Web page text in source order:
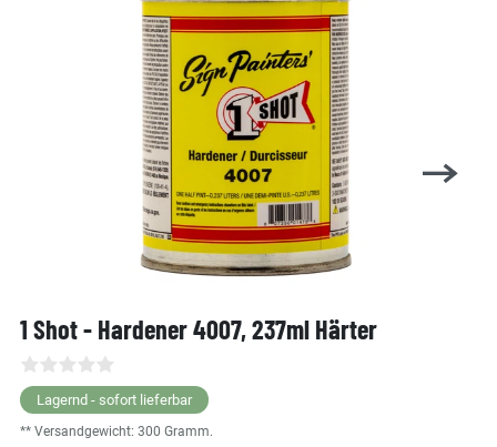
1 Shot - Hardener 4007, 237ml Härter
Lagernd - sofort lieferbar
** Versandgewicht: 300 Gramm.